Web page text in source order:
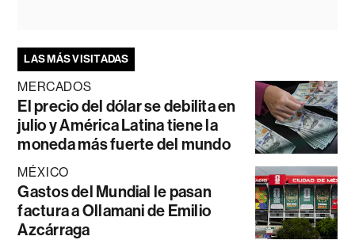
LAS MÁS VISITADAS
MERCADOS
El precio del dólar se debilita en
julio y América Latina tiene la
moneda más fuerte del mundo
MÉXICO
Gastos del Mundial le pasan
factura a Ollamani de Emilio
Azcárraga